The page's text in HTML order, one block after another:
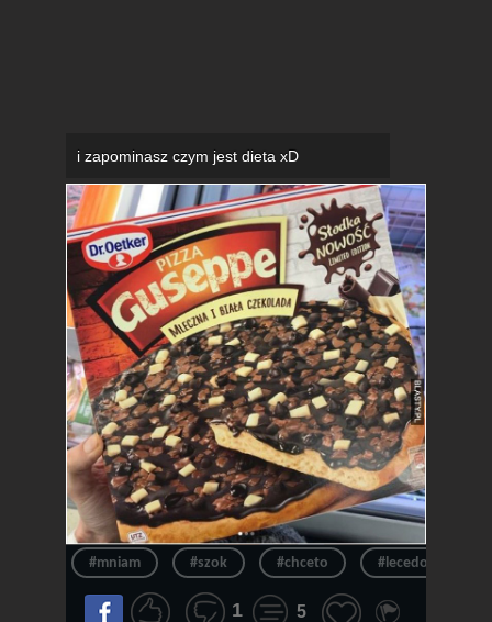
i zapominasz czym jest dieta xD
#mniam #szok #chceto #lecedosklepu
1 5